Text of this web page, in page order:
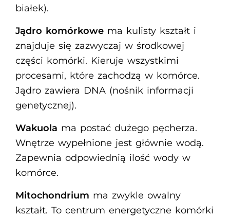
białek).
Jądro komórkowe ma kulisty kształt i
znajduje się zazwyczaj w środkowej
części komórki. Kieruje wszystkimi
procesami, które zachodzą w komórce.
Jądro zawiera DNA (nośnik informacji
genetycznej).
Wakuola ma postać dużego pęcherza.
Wnętrze wypełnione jest głównie wodą.
Zapewnia odpowiednią ilość wody w
komórce.
Mitochondrium ma zwykle owalny
kształt. To centrum energetyczne komórki